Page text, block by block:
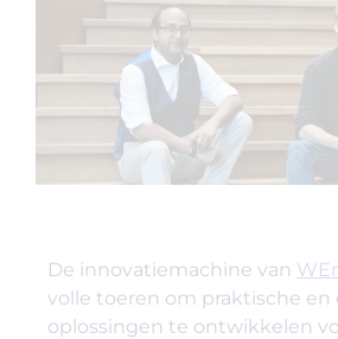
De innovatiemachine van
volle toeren om praktische en
oplossingen te ontwikkelen